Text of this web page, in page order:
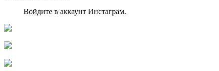
Войдите в аккаунт Инстаграм.